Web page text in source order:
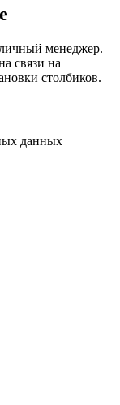
менеджер.
связи на
столбиков.
данных